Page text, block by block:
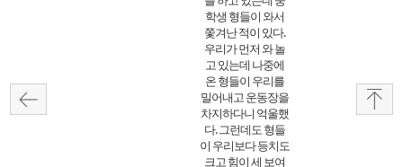
학생 형들이 와서
쫓겨난 적이 있다.
우리가 먼저 와 놀
고 있는데 나중에
온 형들이 우리를
밀어내고 운동장을
차지하다니 억울했
다. 그런데도 형들
이 우리보다 등치도
크고 힘이 세 보여